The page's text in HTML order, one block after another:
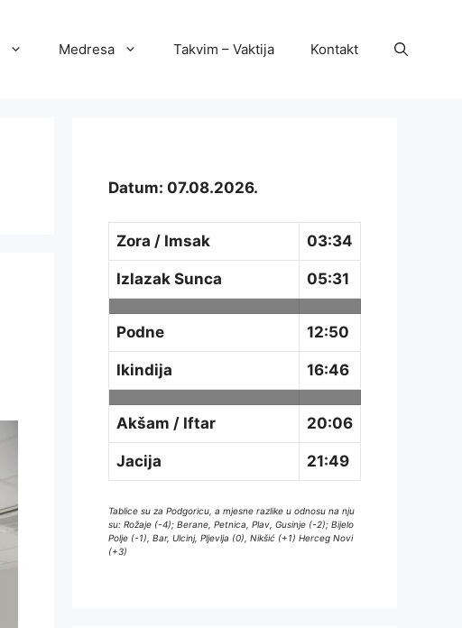
Medresa Takvim – Vaktija Kontakt
Datum: 07.08.2026.
Zora / Imsak 03:34
Izlazak Sunca 05:31
Podne 12:50
Ikindija 16:46
Akšam / Iftar 20:06
Jacija 21:49
Tablice su za Podgoricu, a mjesne razlike u odnosu na nju
su: Rožaje (-4); Berane, Petnica, Plav, Gusinje (-2); Bijelo
Polje (-1), Bar, Ulcinj, Pljevlja (0), Nikšić (+1) Herceg Novi
(+3)